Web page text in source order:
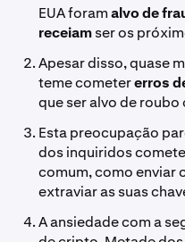
EUA foramalvo de
receiamser os
Apesar disso, quase
teme cometererros
que ser alvo de roubo
Esta preocupação
dos inquiridos
comum, como enviar
extraviar as suas
A ansiedade com a